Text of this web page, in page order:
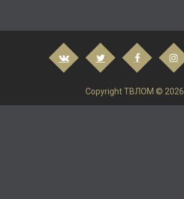
Copyright ТВЛОМ © 2026